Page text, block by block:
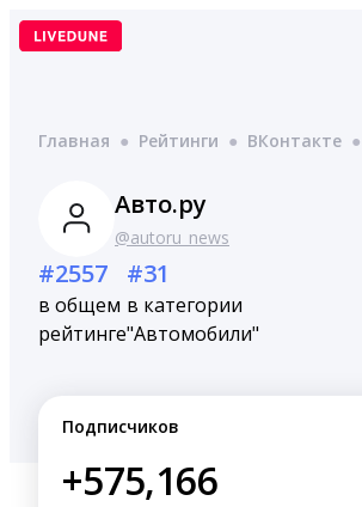
Перейти
Главная ● Рейтинги ● ВКонтакте ●
Aвто.ру
@autoru_news
#2557
в общем
рейтинге
#31
в категории
"Автомобили"
Подписчиков
+575,166